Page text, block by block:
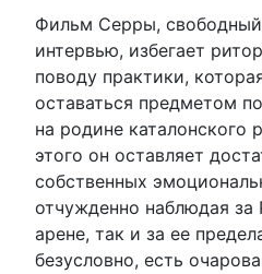
Фильм Серры,
интервью, избегает
поводу практики,
оставаться предметом
на родине каталонского
этого он оставляет
собственных
отчужденно наблюдая за
арене, так и за ее
безусловно, есть